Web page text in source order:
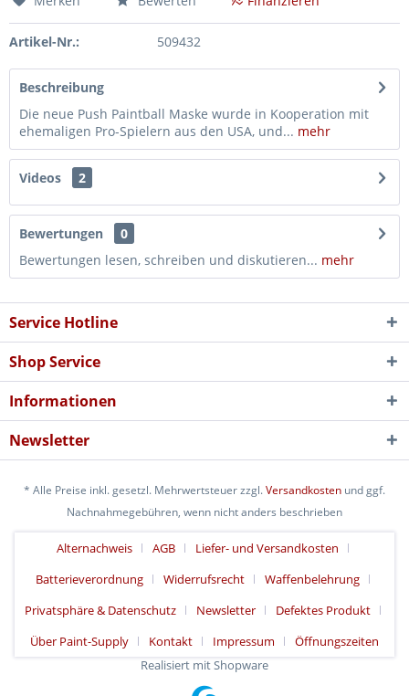
Artikel-Nr.: 509432
Beschreibung
Die neue Push Paintball Maske wurde in Kooperation mit
ehemaligen Pro-Spielern aus den USA, und... mehr
Videos 2
Bewertungen
0
Bewertungen lesen, schreiben und diskutieren... mehr
Service Hotline
Shop Service
Informationen
Newsletter
* Alle Preise inkl. gesetzl. Mehrwertsteuer zzgl.Versandkosten und ggf.
Nachnahmegebühren, wenn nicht anders beschrieben
Alternachweis AGB
Liefer- und Versandkosten
Batterieverordnung
Widerrufsrecht
Waffenbelehrung
Privatsphäre & Datenschutz
Newsletter
Defektes Produkt
Über Paint-Supply
Kontakt Impressum
Öffnungszeiten
Realisiert mit Shopware